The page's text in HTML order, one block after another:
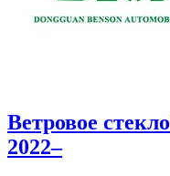
Ветровое стекло
2022–